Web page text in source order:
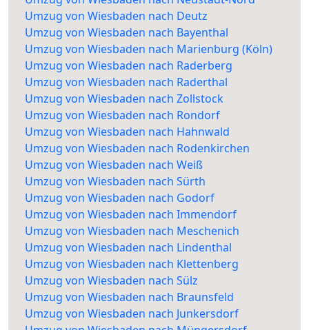
Umzug von Wiesbaden nach Deutz
Umzug von Wiesbaden nach Bayenthal
Umzug von Wiesbaden nach Marienburg (Köln)
Umzug von Wiesbaden nach Raderberg
Umzug von Wiesbaden nach Raderthal
Umzug von Wiesbaden nach Zollstock
Umzug von Wiesbaden nach Rondorf
Umzug von Wiesbaden nach Hahnwald
Umzug von Wiesbaden nach Rodenkirchen
Umzug von Wiesbaden nach Weiß
Umzug von Wiesbaden nach Sürth
Umzug von Wiesbaden nach Godorf
Umzug von Wiesbaden nach Immendorf
Umzug von Wiesbaden nach Meschenich
Umzug von Wiesbaden nach Lindenthal
Umzug von Wiesbaden nach Klettenberg
Umzug von Wiesbaden nach Sülz
Umzug von Wiesbaden nach Braunsfeld
Umzug von Wiesbaden nach Junkersdorf